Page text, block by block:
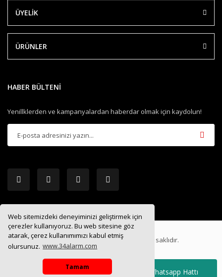
Web sitemizdeki deneyiminizi geliştirmek için
çerezler kullanıyoruz. Bu web sitesine göz
atarak, çerez kullanımımızı kabul etmiş
olursunuz. www.34alarm.com
Tamam
Whatsapp Hattı
ÜYELİK
ÜRÜNLER
HABER BÜLTENİ
Yenillklerden ve kampanyalardan haberdar olmak için kaydolun!
2019 ®34ALARM.COM| Tüm hakları saklıdır.